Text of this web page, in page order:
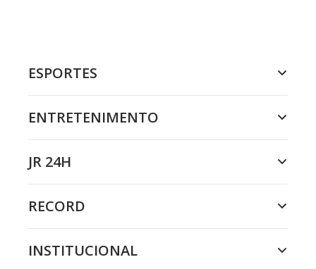
ESPORTES
ENTRETENIMENTO
JR 24H
RECORD
INSTITUCIONAL